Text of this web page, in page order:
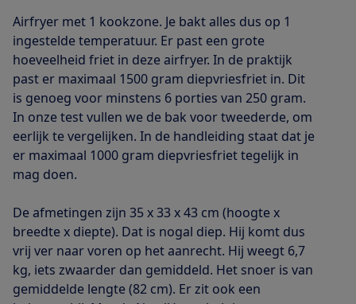
Airfryer met 1 kookzone. Je bakt alles dus op 1
ingestelde temperatuur. Er past een grote
hoeveelheid friet in deze airfryer. In de praktijk
past er maximaal 1500 gram diepvriesfriet in. Dit
is genoeg voor minstens 6 porties van 250 gram.
In onze test vullen we de bak voor tweederde, om
eerlijk te vergelijken. In de handleiding staat dat je
er maximaal 1000 gram diepvriesfriet tegelijk in
mag doen.
De afmetingen zijn 35 x 33 x 43 cm (hoogte x
breedte x diepte). Dat is nogal diep. Hij komt dus
vrij ver naar voren op het aanrecht. Hij weegt 6,7
kg, iets zwaarder dan gemiddeld. Het snoer is van
gemiddelde lengte (82 cm). Er zit ook een